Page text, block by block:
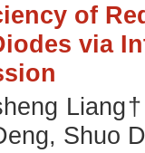
of
via
Shuo